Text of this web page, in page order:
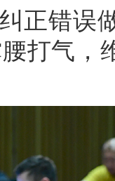
正错误
打气，